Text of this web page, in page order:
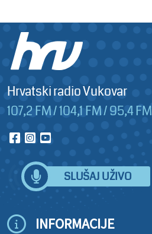
Hrvatski radio Vukovar
107,2 FM / 104,1 FM / 95,4 FM
SLUŠAJ UŽIVO
INFORMACIJE